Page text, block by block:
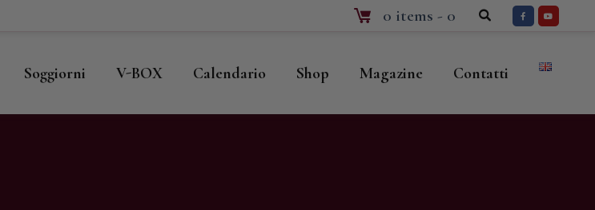
0 items - 0
Soggiorni V-BOX Calendario Shop Magazine Contatti